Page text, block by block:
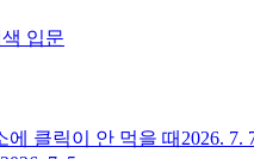
입문
클릭이 안 먹을 때 2026. 7.